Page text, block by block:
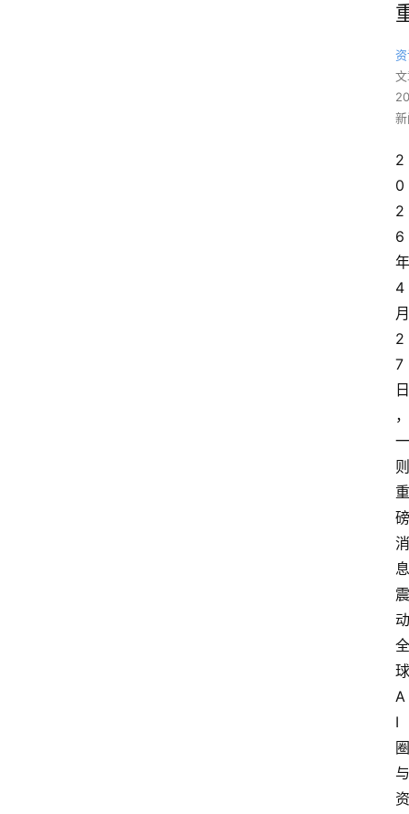
2
0
2
6
年
4
月
2
7
日
，
一
则
重
磅
消
息
震
动
全
球
A
I
圈
与
资